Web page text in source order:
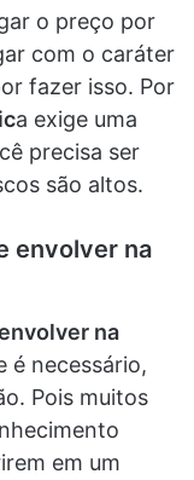
o preço por
com o caráter
fazer isso. Por
a exige uma
precisa ser
são altos.
envolver na
na
é necessário,
Pois muitos
em um